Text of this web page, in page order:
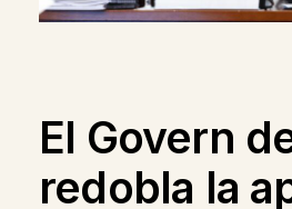
El Govern
redobla la